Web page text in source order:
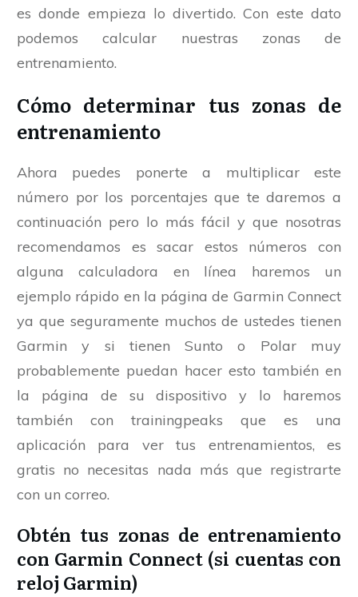
es donde empieza lo divertido. Con este dato
podemos calcular nuestras zonas de
entrenamiento.
Cómo determinar tus zonas de
entrenamiento
Ahora puedes ponerte a multiplicar este
número por los porcentajes que te daremos a
continuación pero lo más fácil y que nosotras
recomendamos es sacar estos números con
alguna calculadora en línea haremos un
ejemplo rápido en la página de Garmin Connect
ya que seguramente muchos de ustedes tienen
Garmin y si tienen Sunto o Polar muy
probablemente puedan hacer esto también en
la página de su dispositivo y lo haremos
también con trainingpeaks que es una
aplicación para ver tus entrenamientos, es
gratis no necesitas nada más que registrarte
con un correo.
Obtén tus zonas de entrenamiento
con Garmin Connect (si cuentas con
reloj Garmin)